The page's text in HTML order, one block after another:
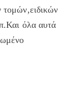
τομών,ειδικών
όλα αυτά